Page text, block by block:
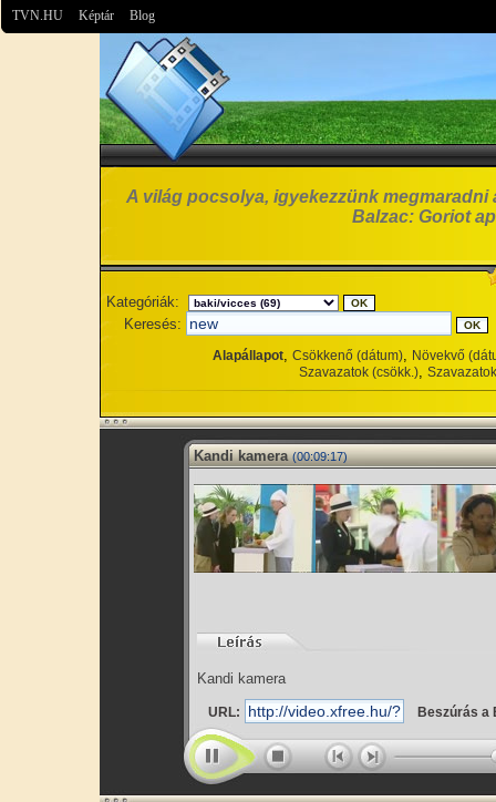
TVN.HU Képtár Blog
A világ pocsolya, igyekezzünk
Balzac: Goriot
Kategóriák:
Keresés:
Alapállapot, Csökkenő (dátum), Növekvő
Szavazatok (csökk.),
Kandi kamera (00:09:17)
Kandi kamera
URL: Beszúrás a